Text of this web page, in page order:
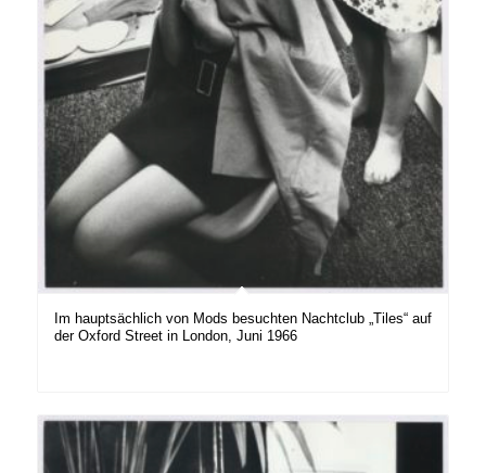
Im hauptsächlich von Mods besuchten Nachtclub „Tiles“ auf
der Oxford Street in London, Juni 1966